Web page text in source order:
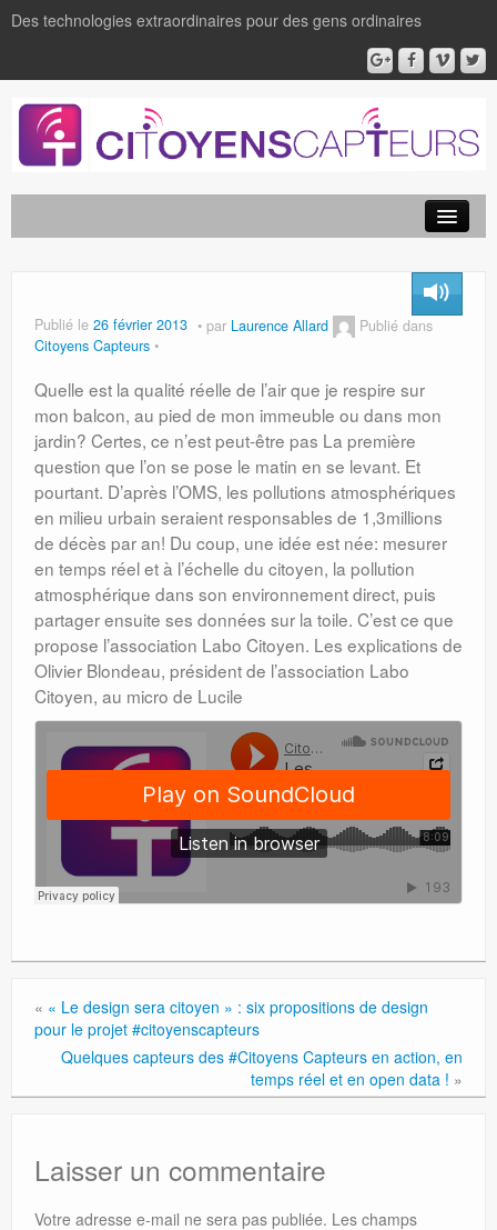
Des technologies extraordinaires pour des gens ordinaires
Publié le 26 février 2013 par Laurence Allard
Publié dans
Citoyens Capteurs
Quelle est la qualité réelle de l’air que je respire sur
mon balcon, au pied de mon immeuble ou dans mon
jardin? Certes, ce n’est peut-être pas La première
question que l’on se pose le matin en se levant. Et
pourtant. D’après l’OMS, les pollutions atmosphériques
en milieu urbain seraient responsables de 1,3millions
de décès par an! Du coup, une idée est née: mesurer
en temps réel et à l’échelle du citoyen, la pollution
atmosphérique dans son environnement direct, puis
partager ensuite ses données sur la toile. C’est ce que
propose l’association Labo Citoyen. Les explications de
Olivier Blondeau, président de l’association Labo
Citoyen, au micro de Lucile
« « Le design sera citoyen » : six propositions de design
pour le projet #citoyenscapteurs
Quelques capteurs des #Citoyens Capteurs en action, en
temps réel et en open data ! »
Laisser un commentaire
Votre adresse e-mail ne sera pas publiée. Les champs